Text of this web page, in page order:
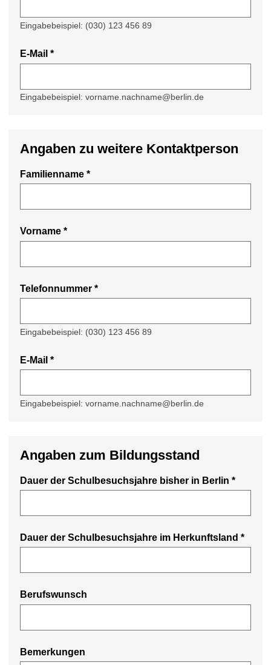
Eingabebeispiel: (030) 123 456 89
E-Mail *
Eingabebeispiel: vorname.nachname@berlin.de
Angaben zu weitere Kontaktperson
Familienname *
Vorname *
Telefonnummer *
Eingabebeispiel: (030) 123 456 89
E-Mail *
Eingabebeispiel: vorname.nachname@berlin.de
Angaben zum Bildungsstand
Dauer der Schulbesuchsjahre bisher in Berlin *
Dauer der Schulbesuchsjahre im Herkunftsland *
Berufswunsch
Bemerkungen